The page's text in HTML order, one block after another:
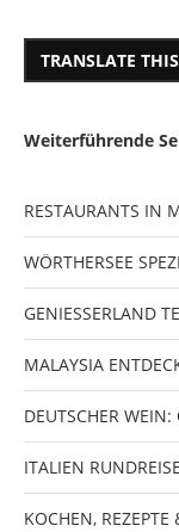
TRANSLATE
Weiterführende
RESTAURANTS IN
WÖRTHERSEE
GENIESSERLAND
MALAYSIA
DEUTSCHER WEIN:
ITALIEN
KOCHEN,